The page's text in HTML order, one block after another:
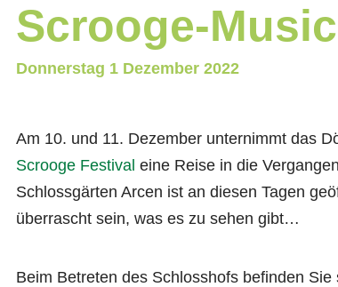
Scrooge-
Donnerstag 1 Dezember 2022
Am 10. und 11. Dezember unternimmt das
Scrooge Festival eine Reise in die
Schlossgärten Arcen ist an diesen Tagen
überrascht sein, was es zu sehen gibt…
Beim Betreten des Schlosshofs befinden Sie